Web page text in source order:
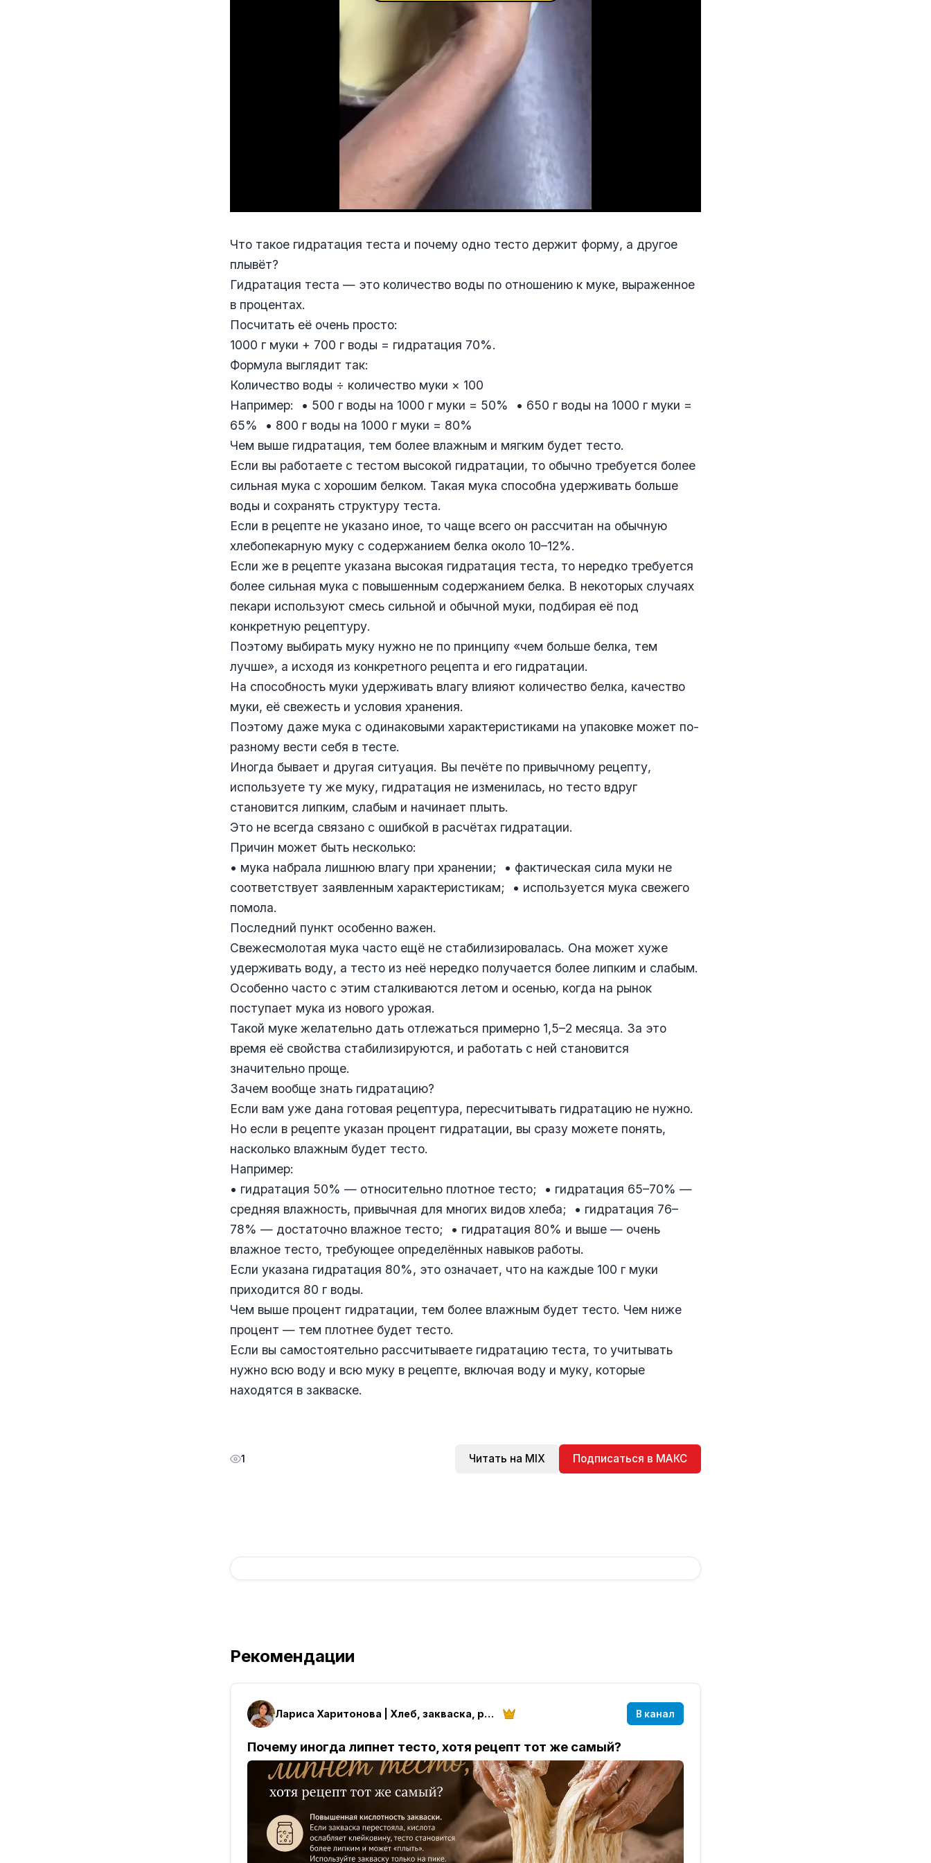
Что такое гидратация теста и почему одно тесто держит форму, а другое
плывёт?
Гидратация теста — это количество воды по отношению к муке, выраженное
в процентах.
Посчитать её очень просто:
1000 г муки + 700 г воды = гидратация 70%.
Формула выглядит так:
Количество воды ÷ количество муки × 100
Например: • 500 г воды на 1000 г муки = 50% • 650 г воды на 1000 г муки =
65% • 800 г воды на 1000 г муки = 80%
Чем выше гидратация, тем более влажным и мягким будет тесто.
Если вы работаете с тестом высокой гидратации, то обычно требуется более
сильная мука с хорошим белком. Такая мука способна удерживать больше
воды и сохранять структуру теста.
Если в рецепте не указано иное, то чаще всего он рассчитан на обычную
хлебопекарную муку с содержанием белка около 10–12%.
Если же в рецепте указана высокая гидратация теста, то нередко требуется
более сильная мука с повышенным содержанием белка. В некоторых случаях
пекари используют смесь сильной и обычной муки, подбирая её под
конкретную рецептуру.
Поэтому выбирать муку нужно не по принципу «чем больше белка, тем
лучше», а исходя из конкретного рецепта и его гидратации.
На способность муки удерживать влагу влияют количество белка, качество
муки, её свежесть и условия хранения.
Поэтому даже мука с одинаковыми характеристиками на упаковке может по-
разному вести себя в тесте.
Иногда бывает и другая ситуация. Вы печёте по привычному рецепту,
используете ту же муку, гидратация не изменилась, но тесто вдруг
становится липким, слабым и начинает плыть.
Это не всегда связано с ошибкой в расчётах гидратации.
Причин может быть несколько:
• мука набрала лишнюю влагу при хранении; • фактическая сила муки не
соответствует заявленным характеристикам; • используется мука свежего
помола.
Последний пункт особенно важен.
Свежесмолотая мука часто ещё не стабилизировалась. Она может хуже
удерживать воду, а тесто из неё нередко получается более липким и слабым.
Особенно часто с этим сталкиваются летом и осенью, когда на рынок
поступает мука из нового урожая.
Такой муке желательно дать отлежаться примерно 1,5–2 месяца. За это
время её свойства стабилизируются, и работать с ней становится
значительно проще.
Зачем вообще знать гидратацию?
Если вам уже дана готовая рецептура, пересчитывать гидратацию не нужно.
Но если в рецепте указан процент гидратации, вы сразу можете понять,
насколько влажным будет тесто.
Например:
• гидратация 50% — относительно плотное тесто; • гидратация 65–70% —
средняя влажность, привычная для многих видов хлеба; • гидратация 76–
78% — достаточно влажное тесто; • гидратация 80% и выше — очень
влажное тесто, требующее определённых навыков работы.
Если указана гидратация 80%, это означает, что на каждые 100 г муки
приходится 80 г воды.
Чем выше процент гидратации, тем более влажным будет тесто. Чем ниже
процент — тем плотнее будет тесто.
Если вы самостоятельно рассчитываете гидратацию теста, то учитывать
нужно всю воду и всю муку в рецепте, включая воду и муку, которые
находятся в закваске.
1 Читать на MIX Подписаться в МАКС
Рекомендации
Лариса Харитонова | Хлеб, закваска, рецепты В канал
Почему иногда липнет тесто, хотя рецепт тот же самый?